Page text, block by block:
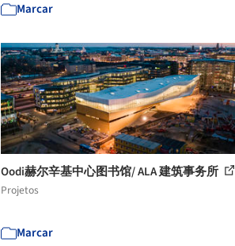
Marcar
Oodi赫尔辛基中心图书馆/ ALA 建筑事务所
Projetos
Marcar